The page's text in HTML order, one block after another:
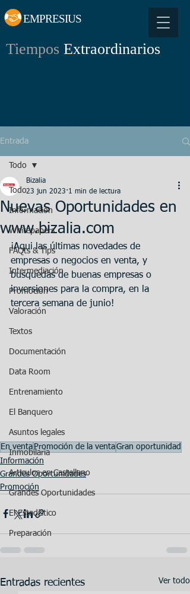
EMPRESIUS
Tiempos Extraordinarios
Entrada
Todo
Información
Whitepapers
FAQts & Tips
Intermediación
Promoción
Valoración
Textos
Documentación
Data Room
Entrenamiento
El Banquero
Asuntos legales
Inmobilaria
Articulos en Castellano
Grandes Oportunidades
El Estadístico
Preparación
Todo
Nuevas Oportunidades en
www.bizalia.com
Bizalia
23 jun 2023 1 min de lectura
¡Aqui las últimas novedades de
empresas o negocios en venta, y
busquedas de buenas empresas o
inversiones para la compra, en la
tercera semana de junio!
En venta Promoción de la ventaGran oportunidad
Información
Grandes Oportunidades
Promoción
Entradas recientes Ver todo